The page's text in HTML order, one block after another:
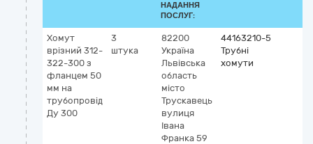
НАДАННЯ
ПОСЛУГ:
Хомут
врізний 312-
322-300 з
фланцем 50
мм на
трубопровід
Ду 300
3
штука
82200
Україна
Львівська
область
місто
Трускавець
вулиця
Івана
Франка 59
44163210-5
Трубні
хомути